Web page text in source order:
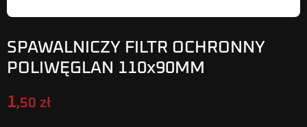
SPAWALNICZY FILTR OCHRONNY
POLIWĘGLAN 110x90MM
1,50 zł